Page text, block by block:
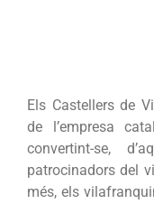
Els Castellers de
de l’empresa
convertint-se,
patrocinadors del
més, els